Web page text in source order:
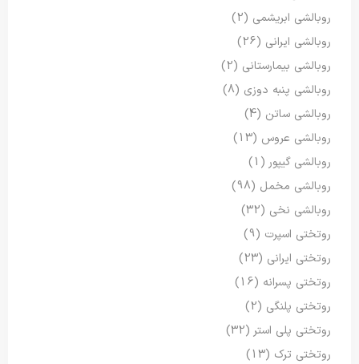
روبالشی ابریشمی (2)
روبالشی ایرانی (26)
روبالشی بیمارستانی (2)
روبالشی پنبه دوزی (8)
روبالشی ساتن (4)
روبالشی عروس (13)
روبالشی گیپور (1)
روبالشی مخمل (98)
روبالشی نخی (32)
روتختی اسپرت (9)
روتختی ایرانی (23)
روتختی پسرانه (16)
روتختی پلنگی (2)
روتختی پلی استر (32)
روتختی ترک (13)